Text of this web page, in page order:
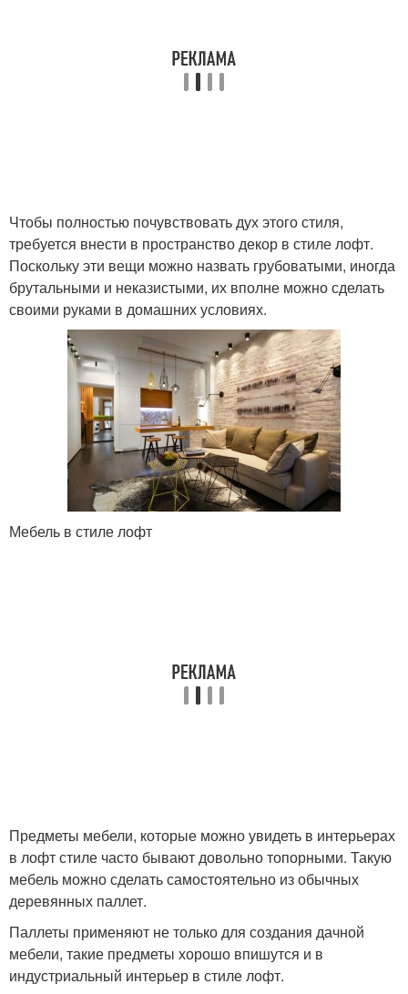
Чтобы полностью почувствовать дух этого стиля,
требуется внести в пространство декор в стиле лофт.
Поскольку эти вещи можно назвать грубоватыми, иногда
брутальными и неказистыми, их вполне можно сделать
своими руками в домашних условиях.
Мебель в стиле лофт
Предметы мебели, которые можно увидеть в интерьерах
в лофт стиле часто бывают довольно топорными. Такую
мебель можно сделать самостоятельно из обычных
деревянных паллет.
Паллеты применяют не только для создания дачной
мебели, такие предметы хорошо впишутся и в
индустриальный интерьер в стиле лофт.